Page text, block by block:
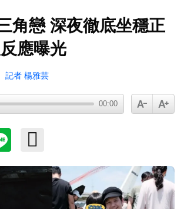
角戀 深夜徹底坐穩正
應曝光
記者 楊雅芸
00:00